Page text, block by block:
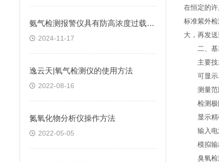
氨气检测报警仪具有防高浓度过载功能和自我保护功能
2024-11-17
逸云天|氧气检测仪的使用方法
2022-08-16
氮氧化物分析仪操作方法
2022-05-05
在恒定的
标准紫外
大，再发
二、基
主要技
可显示
测量范围
检测极
显示精
输入电源
模拟输
臭氧检测